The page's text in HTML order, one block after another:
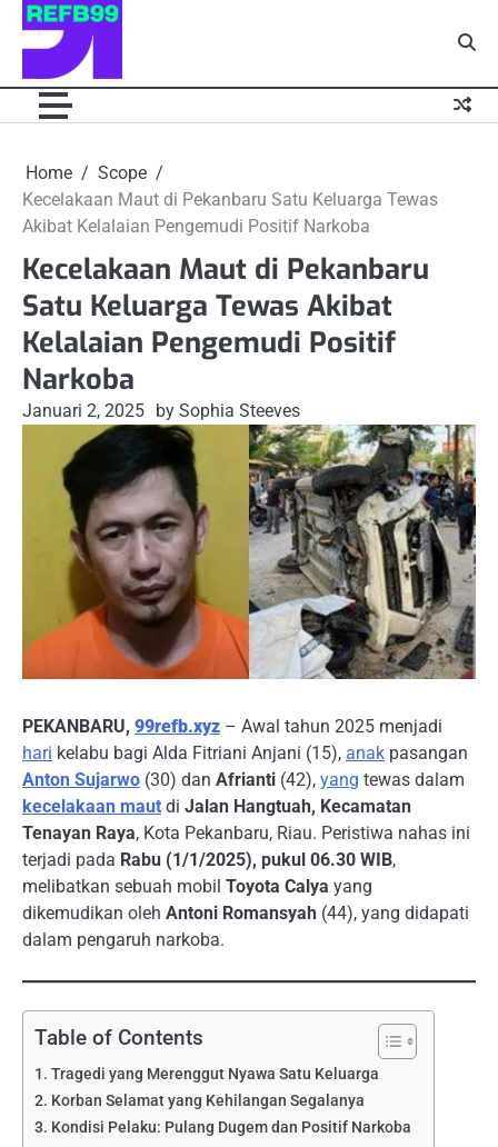
Skip
Home
Scope
Kecelakaan Maut di Pekanbaru Satu Keluarga Tewas
Akibat Kelalaian Pengemudi Positif Narkoba
Kecelakaan Maut di Pekanbaru
Satu Keluarga Tewas Akibat
Kelalaian Pengemudi Positif
Narkoba
Januari 2, 2025 by Sophia Steeves
PEKANBARU, 99refb.xyz – Awal tahun 2025 menjadi
hari kelabu bagi Alda Fitriani Anjani (15), anak pasangan
Anton Sujarwo (30) dan Afrianti (42), yang tewas dalam
kecelakaan maut di Jalan Hangtuah, Kecamatan
Tenayan Raya, Kota Pekanbaru, Riau. Peristiwa nahas ini
terjadi pada Rabu (1/1/2025), pukul 06.30 WIB,
melibatkan sebuah mobil Toyota Calya yang
dikemudikan oleh Antoni Romansyah (44), yang didapati
dalam pengaruh narkoba.
Table of Contents
Tragedi yang Merenggut Nyawa Satu Keluarga
Korban Selamat yang Kehilangan Segalanya
Kondisi Pelaku: Pulang Dugem dan Positif Narkoba